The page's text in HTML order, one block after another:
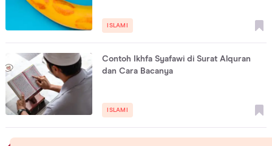
ISLAMI
Contoh Ikhfa Syafawi di Surat Alquran
dan Cara Bacanya
ISLAMI